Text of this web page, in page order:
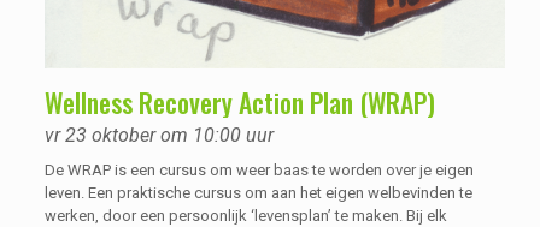
Wellness Recovery Action Plan (WRAP)
vr 23 oktober om 10:00 uur
De WRAP is een cursus om weer baas te worden over je eigen
leven. Een praktische cursus om aan het eigen welbevinden te
werken, door een persoonlijk ‘levensplan’ te maken. Bij elk